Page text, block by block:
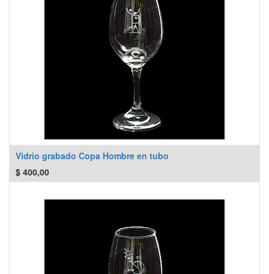
Vidrio grabado Copa Hombre en tubo
$ 400,00